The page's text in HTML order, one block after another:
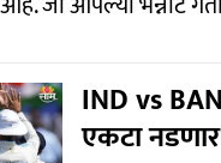
IND vs
एकटा